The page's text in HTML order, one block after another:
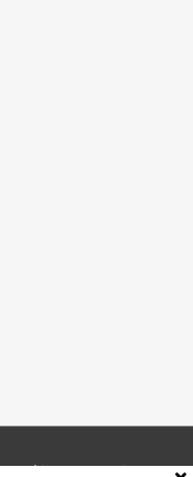
Política de cookies